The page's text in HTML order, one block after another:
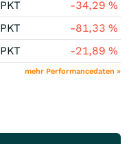
PKT -34,29%
PKT -81,33%
PKT -21,89%
mehr Performancedaten »